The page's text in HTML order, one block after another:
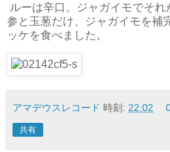
ルーは辛口。ジャガイモでそれ
参と玉葱だけ、ジャガイモを補
ッケを食べました。
アマデウスレコード 時刻: 22:02
共有